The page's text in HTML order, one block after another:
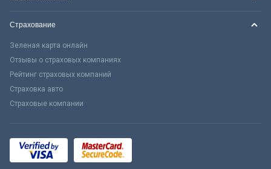
Страхование
Зеленая карта онлайн
Отзывы о страховых компаниях
Рейтинг страховых компаний
Страховка авто
Страховые компании